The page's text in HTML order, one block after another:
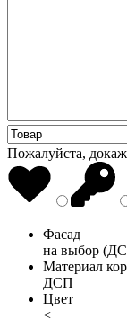
Пожалуйста,
Фасад
на выбор
Материал
ДСП
Цвет
<